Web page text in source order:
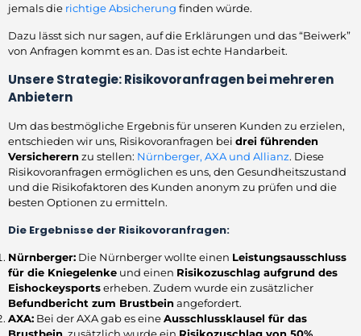
jemals die richtige Absicherung finden würde.
Dazu lässt sich nur sagen, auf die Erklärungen und das “Beiwerk”
von Anfragen kommt es an. Das ist echte Handarbeit.
Unsere Strategie: Risikovoranfragen bei mehreren
Anbietern
Um das bestmögliche Ergebnis für unseren Kunden zu erzielen,
entschieden wir uns, Risikovoranfragen bei drei führenden
Versicherern zu stellen: Nürnberger, AXA und Allianz. Diese
Risikovoranfragen ermöglichen es uns, den Gesundheitszustand
und die Risikofaktoren des Kunden anonym zu prüfen und die
besten Optionen zu ermitteln.
Die Ergebnisse der Risikovoranfragen:
Nürnberger: Die Nürnberger wollte einen Leistungsausschluss
für die Kniegelenke und einen Risikozuschlag aufgrund des
Eishockeysportserheben. Zudem wurde ein zusätzlicher
Befundbericht zum Brustbein angefordert.
AXA: Bei der AXA gab es eineAusschlussklausel für das
Brustbein , zusätzlich wurde ein Risikozuschlag von 50%